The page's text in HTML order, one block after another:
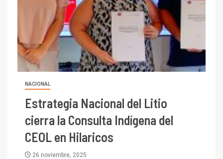
NACIONAL
Estrategia Nacional del Litio
cierra la Consulta Indígena del
CEOL en Hilaricos
26 noviembre, 2025